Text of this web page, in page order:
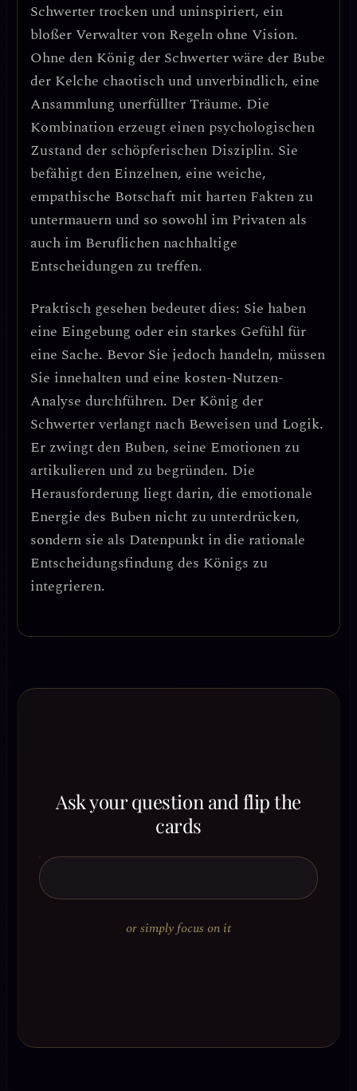
Schwerter trocken und uninspiriert, ein
bloßer Verwalter von Regeln ohne Vision.
Ohne den König der Schwerter wäre der Bube
der Kelche chaotisch und unverbindlich, eine
Ansammlung unerfüllter Träume. Die
Kombination erzeugt einen psychologischen
Zustand der schöpferischen Disziplin. Sie
befähigt den Einzelnen, eine weiche,
empathische Botschaft mit harten Fakten zu
untermauern und so sowohl im Privaten als
auch im Beruflichen nachhaltige
Entscheidungen zu treffen.
Praktisch gesehen bedeutet dies: Sie haben
eine Eingebung oder ein starkes Gefühl für
eine Sache. Bevor Sie jedoch handeln, müssen
Sie innehalten und eine kosten-Nutzen-
Analyse durchführen. Der König der
Schwerter verlangt nach Beweisen und Logik.
Er zwingt den Buben, seine Emotionen zu
artikulieren und zu begründen. Die
Herausforderung liegt darin, die emotionale
Energie des Buben nicht zu unterdrücken,
sondern sie als Datenpunkt in die rationale
Entscheidungsfindung des Königs zu
integrieren.
Ask your question and flip the
cards
or simply focus on it